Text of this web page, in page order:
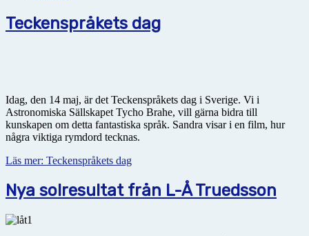
Teckenspråkets dag
Idag, den 14 maj, är det Teckenspråkets dag i Sverige. Vi i
Astronomiska Sällskapet Tycho Brahe, vill gärna bidra till
kunskapen om detta fantastiska språk. Sandra visar i en film, hur
några viktiga rymdord tecknas.
Läs mer: Teckenspråkets dag
Nya solresultat från L-Å Truedsson